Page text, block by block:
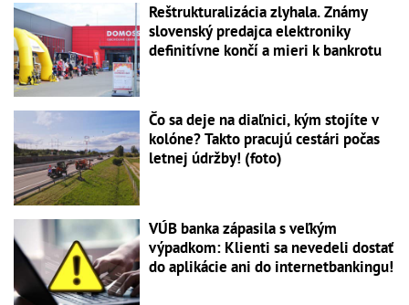
Reštrukturalizácia zlyhala. Známy
slovenský predajca elektroniky
definitívne končí a mieri k bankrotu
Čo sa deje na diaľnici, kým stojíte v
kolóne? Takto pracujú cestári počas
letnej údržby! (foto)
VÚB banka zápasila s veľkým
výpadkom: Klienti sa nevedeli dostať
do aplikácie ani do internetbankingu!